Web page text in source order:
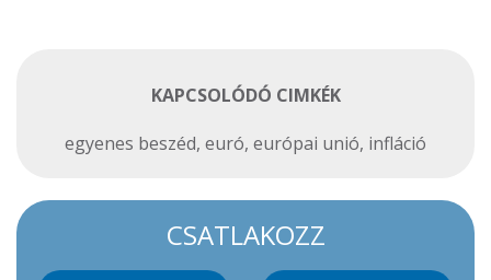
KAPCSOLÓDÓ CIMKÉK
egyenes beszéd, euró, európai unió, infláció
CSATLAKOZZ